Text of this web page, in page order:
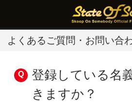
よくあるご質問・お問い合
登録している名
きますか？